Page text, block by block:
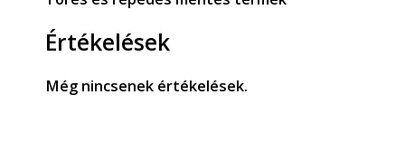
Értékelések
Még nincsenek értékelések.